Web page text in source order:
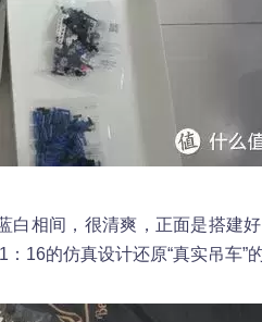
白相间，很清爽，正面是搭建
16的仿真设计还原“真实吊车”